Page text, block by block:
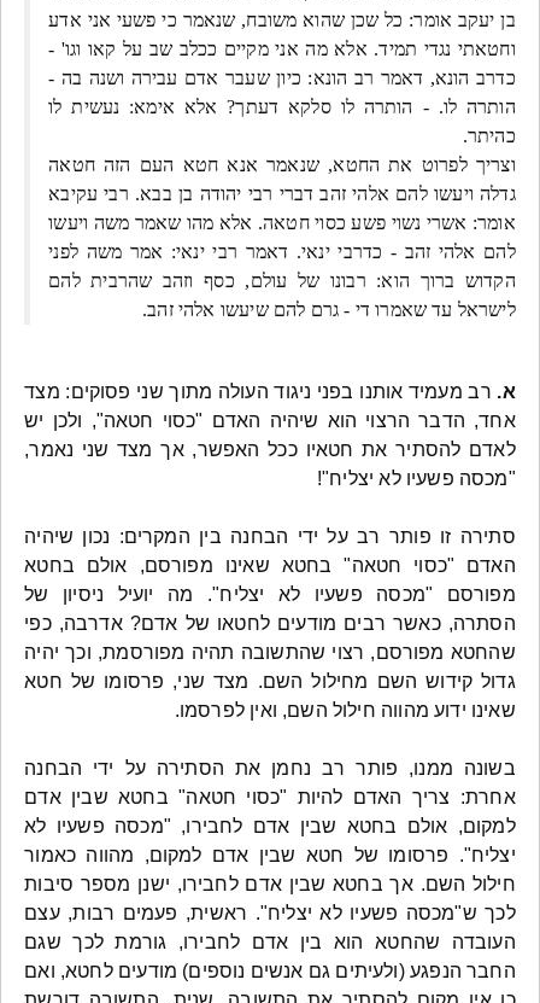
בן יעקב אומר: כל שכן שהוא משובח, שנאמר כי פשעי אני אדע
וחטאתי נגדי תמיד. אלא מה אני מקיים ככלב שב על קאו וגו' -
כדרב הונא, דאמר רב הונא: כיון שעבר אדם עבירה ושנה בה -
הותרה לו. - הותרה לו סלקא דעתך? אלא אימא: נעשית לו
כהיתר.
וצריך לפרוט את החטא, שנאמר אנא חטא העם הזה חטאה
גדלה ויעשו להם אלהי זהב דברי רבי יהודה בן בבא. רבי עקיבא
אומר: אשרי נשוי פשע כסוי חטאה. אלא מהו שאמר משה ויעשו
להם אלהי זהב - כדרבי ינאי. דאמר רבי ינאי: אמר משה לפני
הקדוש ברוך הוא: רבונו של עולם, כסף וזהב שהרבית להם
לישראל עד שאמרו די - גרם להם שיעשו אלהי זהב.
א. רב מעמיד אותנו בפני ניגוד העולה מתוך שני פסוקים: מצד
אחד, הדבר הרצוי הוא שיהיה האדם "כסוי חטאה", ולכן יש
לאדם להסתיר את חטאיו ככל האפשר, אך מצד שני נאמר,
"מכסה פשעיו לא יצליח"!
סתירה זו פותר רב על ידי הבחנה בין המקרים: נכון שיהיה
האדם "כסוי חטאה" בחטא שאינו מפורסם, אולם בחטא
מפורסם "מכסה פשעיו לא יצליח". מה יועיל ניסיון של
הסתרה, כאשר רבים מודעים לחטאו של אדם? אדרבה, כפי
שהחטא מפורסם, רצוי שהתשובה תהיה מפורסמת, וכך יהיה
גדול קידוש השם מחילול השם. מצד שני, פרסומו של חטא
שאינו ידוע מהווה חילול השם, ואין לפרסמו.
בשונה ממנו, פותר רב נחמן את הסתירה על ידי הבחנה
אחרת: צריך האדם להיות "כסוי חטאה" בחטא שבין אדם
למקום, אולם בחטא שבין אדם לחבירו, "מכסה פשעיו לא
יצליח". פרסומו של חטא שבין אדם למקום, מהווה כאמור
חילול השם. אך בחטא שבין אדם לחבירו, ישנן מספר סיבות
לכך ש"מכסה פשעיו לא יצליח". ראשית, פעמים רבות, עצם
העובדה שהחטא הוא בין אדם לחבירו, גורמת לכך שגם
החבר הנפגע (ולעיתים גם אנשים נוספים) מודעים לחטא, ואם